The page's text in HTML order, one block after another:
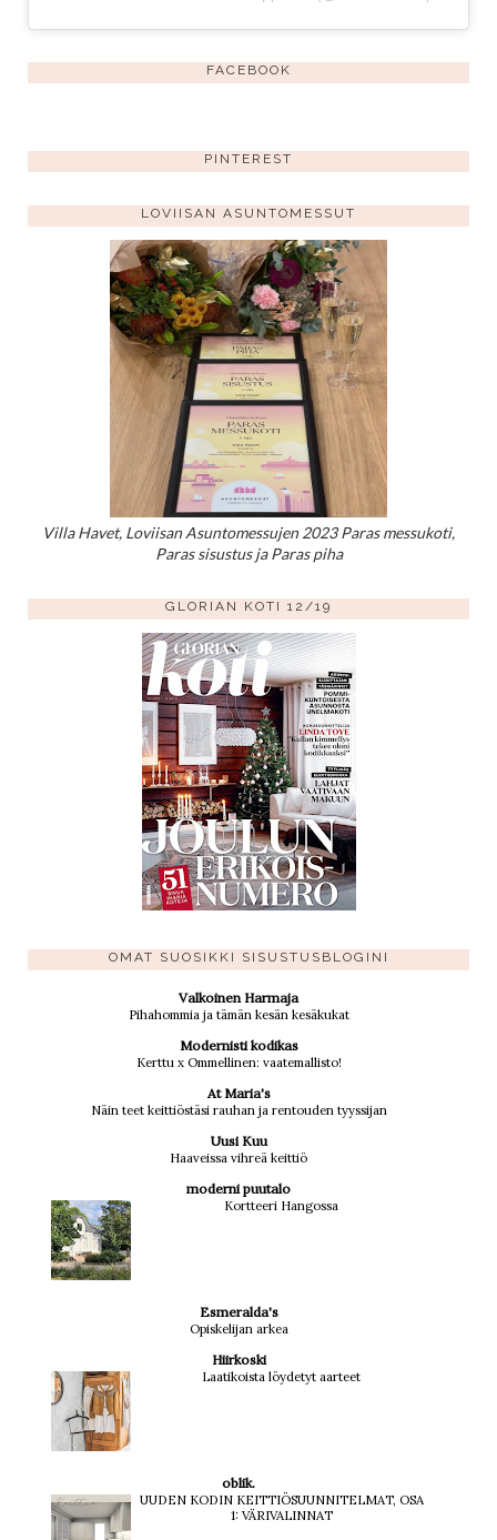
FACEBOOK
PINTEREST
LOVIISAN ASUNTOMESSUT
Villa Havet, Loviisan Asuntomessujen 2023 Paras messukoti,
Paras sisustus ja Paras piha
GLORIAN KOTI 12/19
OMAT SUOSIKKI SISUSTUSBLOGINI
Valkoinen Harmaja
Pihahommia ja tämän kesän kesäkukat
Modernisti kodikas
Kerttu x Ommellinen: vaatemallisto!
At Maria's
Näin teet keittiöstäsi rauhan ja rentouden tyyssijan
Uusi Kuu
Haaveissa vihreä keittiö
moderni puutalo
Kortteeri Hangossa
Esmeralda's
Opiskelijan arkea
Hiirkoski
Laatikoista löydetyt aarteet
oblik.
UUDEN KODIN KEITTIÖSUUNNITELMAT, OSA
1: VÄRIVALINNAT